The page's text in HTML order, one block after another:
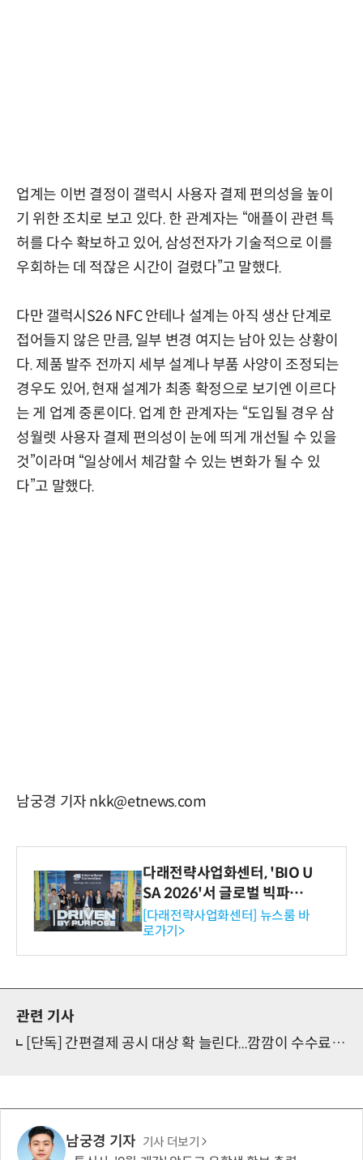
업계는 이번 결정이 갤럭시 사용자 결제 편의성을 높이
기 위한 조치로 보고 있다. 한 관계자는 “애플이 관련 특
허를 다수 확보하고 있어, 삼성전자가 기술적으로 이를
우회하는 데 적잖은 시간이 걸렸다”고 말했다.
다만 갤럭시S26 NFC 안테나 설계는 아직 생산 단계로
접어들지 않은 만큼, 일부 변경 여지는 남아 있는 상황이
다. 제품 발주 전까지 세부 설계나 부품 사양이 조정되는
경우도 있어, 현재 설계가 최종 확정으로 보기엔 이르다
는 게 업계 중론이다. 업계 한 관계자는 “도입될 경우 삼
성월렛 사용자 결제 편의성이 눈에 띄게 개선될 수 있을
것”이라며 “일상에서 체감할 수 있는 변화가 될 수 있
다”고 말했다.
남궁경 기자 nkk@etnews.com
다래전략사업화센터, 'BIO U
SA 2026'서 글로벌 빅파마
와의 비즈니스 미팅 지원…K
-바이오 해외 진출 교두보 확
보
[다래전략사업화센터] 뉴스룸 바
로가기>
관련 기사
[단독] 간편결제 공시 대상 확 늘린다...깜깜이 수수료 개선
남궁경 기자 기사 더보기